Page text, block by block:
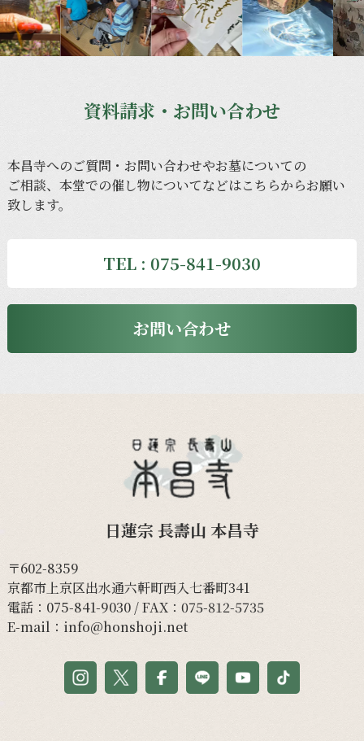
資料請求・お問い合わせ
本昌寺へのご質問・ お問い合わせやお墓についての
ご相談、 本堂での催し物についてなどはこちらからお願い
致します。
TEL : 075-841-9030
お問い合わせ
日蓮宗 長壽山 本昌寺
〒602-8359
京都市上京区出水通六軒町西入七番町341
電話： 075-841-9030/ FAX：075-812-5735
E-mail： info@honshoji.net